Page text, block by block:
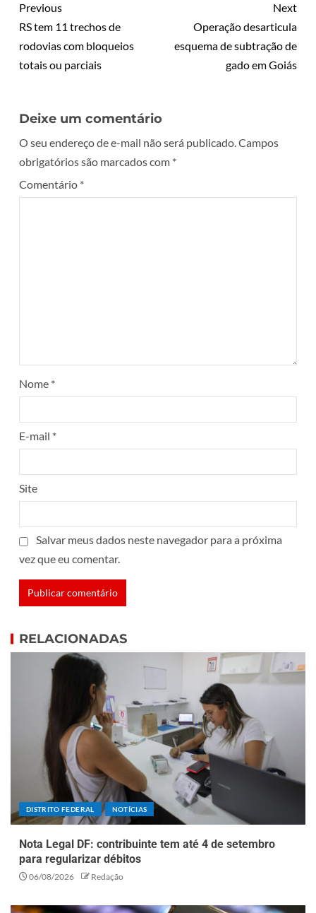
Previous
RS tem 11 trechos de
rodovias com bloqueios
totais ou parciais
Next
Operação desarticula
esquema de subtração de
gado em Goiás
Deixe um comentário
O seu endereço de e-mail não será publicado.Campos
obrigatórios são marcados com *
Comentário *
Nome *
E-mail *
Site
Salvar meus dados neste navegador para a próxima
vez que eu comentar.
RELACIONADAS
DISTRITO FEDERAL NOTÍCIAS
Nota Legal DF: contribuinte tem até 4 de setembro
para regularizar débitos
06/08/2026 Redação